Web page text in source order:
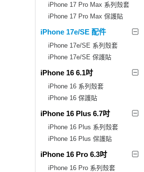
iPhone 17 Pro Max 系列殼套
iPhone 17 Pro Max 保護貼
iPhone 17e/SE 配件
iPhone 17e/SE 系列殼套
iPhone 17e/SE 保護貼
iPhone 16 6.1吋
iPhone 16 系列殼套
iPhone 16 保護貼
iPhone 16 Plus 6.7吋
iPhone 16 Plus 系列殼套
iPhone 16 Plus 保護貼
iPhone 16 Pro 6.3吋
iPhone 16 Pro 系列殼套